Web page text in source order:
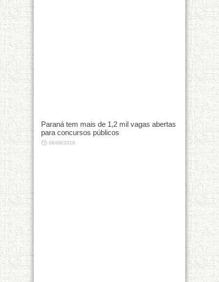
Paraná tem mais de 1,2 mil vagas abertas
para concursos públicos
06/08/2016